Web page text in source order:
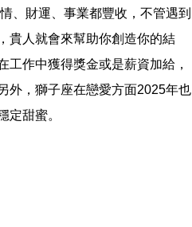
、財運、事業都豐收，不管遇到
貴人就會來幫助你創造你的結
作中獲得獎金或是薪資加給，
外，獅子座在戀愛方面2025年也
定甜蜜。